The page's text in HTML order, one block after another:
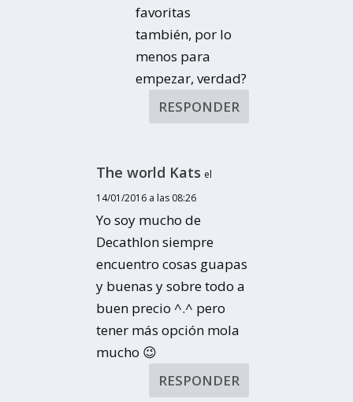
favoritas
también, por lo
menos para
empezar, verdad?
RESPONDER
The world Kats el
14/01/2016 a las 08:26
Yo soy mucho de
Decathlon siempre
encuentro cosas guapas
y buenas y sobre todo a
buen precio ^.^ pero
tener más opción mola
mucho 😉
RESPONDER